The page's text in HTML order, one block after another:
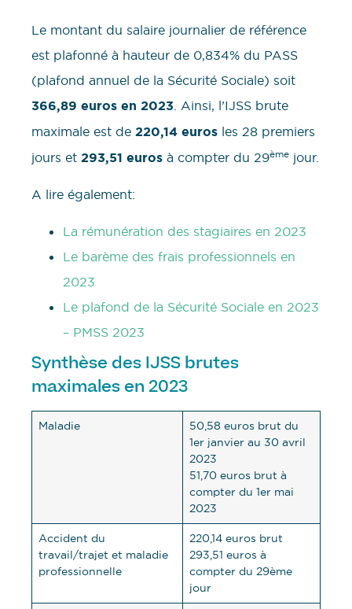
Le montant du salaire journalier de référence
est plafonné à hauteur de 0,834% du PASS
(plafond annuel de la Sécurité Sociale) soit
366,89 euros en 2023. Ainsi, l’IJSS brute
maximale est de 220,14 euros les 28 premiers
jours et 293,51 euros à compter du 29ème jour.
A lire également:
La rémunération des stagiaires en 2023
Le barème des frais professionnels en
2023
Le plafond de la Sécurité Sociale en 2023
– PMSS 2023
Synthèse des IJSS brutes
maximales en 2023
Maladie
50,58 euros brut du
1er janvier au 30 avril
2023
51,70 euros brut à
compter du 1er mai
2023
Accident du
travail/trajet et maladie
professionnelle
220,14 euros brut
293,51 euros à
compter du 29ème
jour